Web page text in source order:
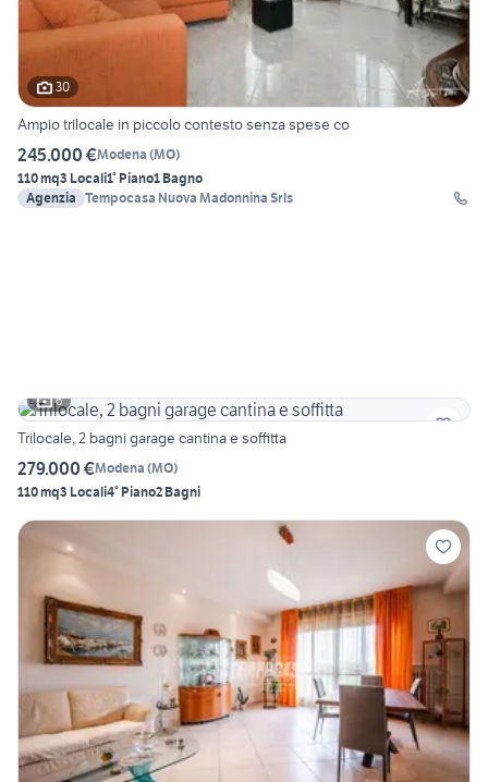
30
Ampio trilocale in piccolo contesto senza spese co
245.000 €Modena (MO)
110 mq3 Locali1° Piano1 Bagno
Agenzia Tempocasa Nuova Madonnina Srls
6
Trilocale, 2 bagni garage cantina e soffitta
279.000 €Modena (MO)
110 mq3 Locali4° Piano2 Bagni